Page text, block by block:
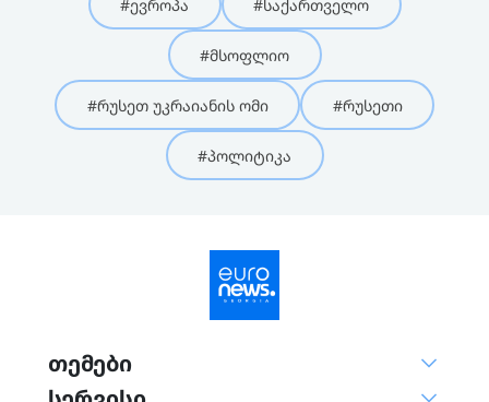
#ევროპა #საქართველო
#მსოფლიო
#რუსეთ უკრაიანის ომი #რუსეთი
#პოლიტიკა
თემები